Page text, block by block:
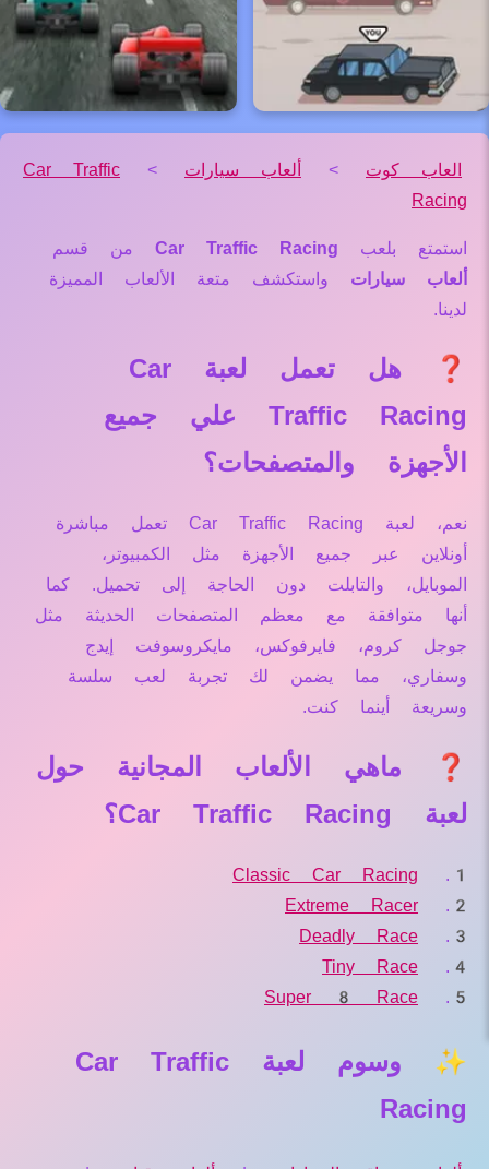
العاب كوت > ألعاب سيارات >
Car Traffic
Racing
استمتع بلعب Car Traffic Racing من قسم
ألعاب سيارات واستكشف متعة الألعاب المميزة
لدينا.
❓ هل تعمل لعبة Car
Traffic Racing علي جميع
الأجهزة والمتصفحات؟
نعم، لعبة Car Traffic Racing تعمل مباشرة
أونلاين عبر جميع الأجهزة مثل الكمبيوتر،
الموبايل، والتابلت دون الحاجة إلى تحميل. كما
أنها متوافقة مع معظم المتصفحات الحديثة مثل
جوجل كروم، فايرفوكس، مايكروسوفت إيدج
وسفاري، مما يضمن لك تجربة لعب سلسة
وسريعة أينما كنت.
❓ ماهي الألعاب المجانية حول
لعبة Car Traffic Racing؟
Classic Car Racing
Extreme Racer
Deadly Race
Tiny Race
Super 8 Race
✨ وسوم لعبة Car Traffic
Racing